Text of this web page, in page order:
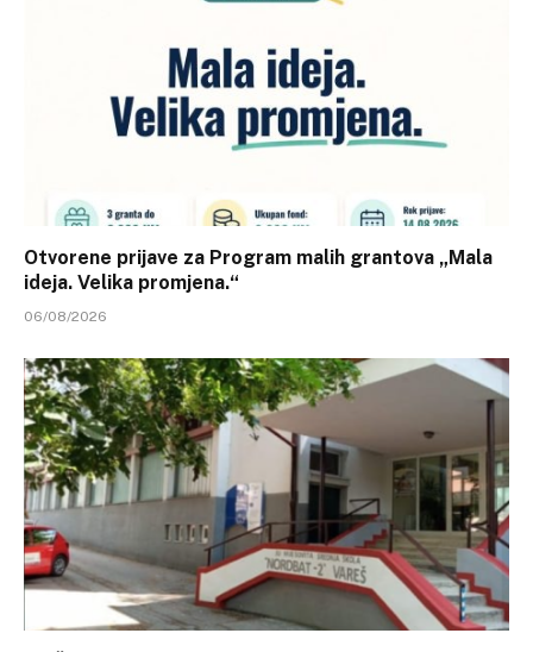
Otvorene prijave za Program malih grantova „Mala
ideja. Velika promjena.“
06/08/2026